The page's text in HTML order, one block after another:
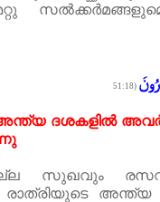
(51:18
ദശകളിൽ
സുഖവും
അന്ത്യ